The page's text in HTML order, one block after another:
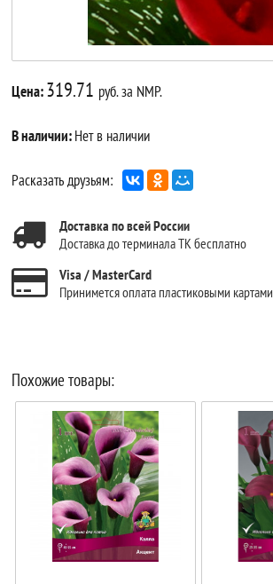
Цена:319.71 руб. за NMP.
В наличии:Нет в наличии
Расказать друзьям:
Доставка по всей России
Доставка до терминала ТК бесплатно
Visa / MasterCard
Принимется оплата пластиковыми картами
Похожие товары: